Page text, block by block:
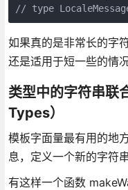
// type
如果真的是非常长的字
还是适用于短一些的情况
类型中的字符串
Types）
模板字面量最有用的地
息，定义一个新的字符
有这样一个函数